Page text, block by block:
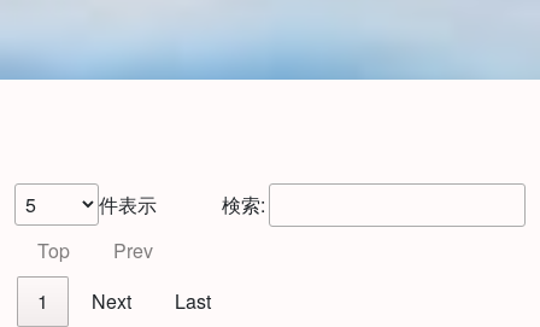
件表示
検索:
Top
Prev
1
Next
Last